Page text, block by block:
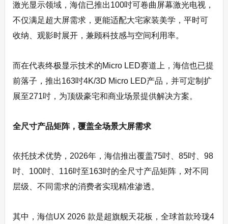
激光显示领域，海信已推出100吋可卷曲屏幕激光电视，
不仅满足超大屏需求，更能适配大宅家装美学，平时可
收纳、观影时展开，兼顾科技感与空间利用率。
而在代表终极显示技术的Micro LED赛道上，海信也已提
前落子，推出163吋4K/3D Micro LED产品，并可定制扩
展至271吋，为顶级豪宅和商业场景提供解决方案。
全尺寸产品矩阵，覆盖全场景大屏需求
依托技术优势，2026年，海信推出覆盖75吋、85吋、98
吋、100吋、116吋至163吋的全尺寸产品矩阵，对不同
层级、不同需求的消费者实现精准渗透。
其中，海信UX 2026 款是超旗舰天花板，全球首款玲珑4